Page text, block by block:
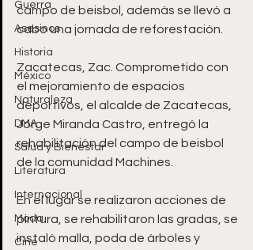
Guerra
Asesinos
Historia
México
Naturaleza
DMA
Salud y Bienestar
Literatura
Internacional
Moda
Cine
campo de beisbol, además se llevó a
cabo una jornada de reforestación.
Zacatecas, Zac. Comprometido con
el mejoramiento de espacios
deportivos, el alcalde de Zacatecas,
Jorge Miranda Castro, entregó la
rehabilitación del campo de beisbol
de la comunidad Machines.
En el lugar se realizaron acciones de
pintura, se rehabilitaron las gradas, se
instaló malla, poda de árboles y